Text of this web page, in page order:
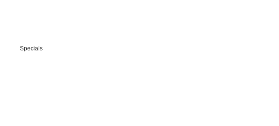
Specials